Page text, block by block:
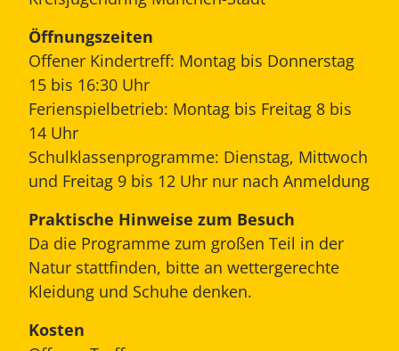
Öffnungszeiten
Offener Kindertreff: Montag bis Donnerstag
15 bis 16:30 Uhr
Ferienspielbetrieb: Montag bis Freitag 8 bis
14 Uhr
Schulklassenprogramme: Dienstag, Mittwoch
und Freitag 9 bis 12 Uhr nur nach Anmeldung
Praktische Hinweise zum Besuch
Da die Programme zum großen Teil in der
Natur stattfinden, bitte an wettergerechte
Kleidung und Schuhe denken.
Kosten